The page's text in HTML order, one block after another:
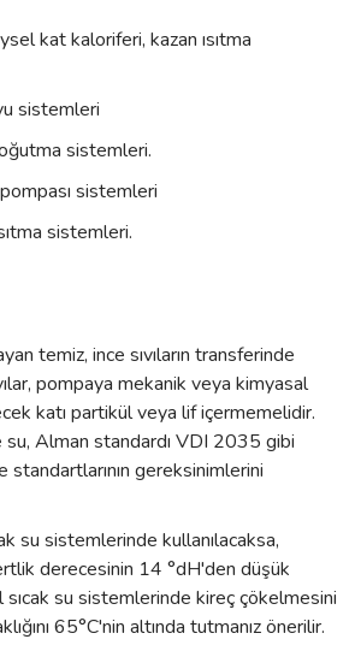
kat kaloriferi, kazan ısıtma
sistemleri
sistemleri.
sistemleri
sistemleri.
temiz, ince sıvıların transferinde
pompaya mekanik veya kimyasal
katı partikül veya lif içermemelidir.
su, Alman standardı VDI 2035 gibi
gereksinimlerini
su sistemlerinde kullanılacaksa,
derecesinin 14 °dH'den düşük
sıcak su sistemlerinde kireç çökelmesini
65°C'nin altında tutmanız önerilir.